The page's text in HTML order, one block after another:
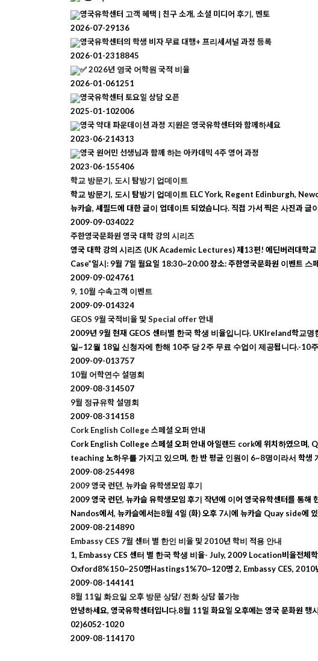
영국유학센터 고객 혜택 | 친구 소개, 소셜 미디어 후기, 멘토
2026-07-29136
영국유학센터의 학생 비자 무료 대행+ 프리세셔널 과정 등록
2026-01-2318845
✅ 2026년 영국 어학원 국적 비율
2026-01-061251
영국유학센터 토요일 상담 오픈
2025-01-102006
영국 약대 파운데이션 과정 지원은 영국유학센터와 함께하세요
2023-06-214313
영국 원어민 선생님과 함께 하는 아카데믹 4주 영어 과정
2023-06-155406
학교 방문기, 도시 탐방기 업데이트
학교 방문기, 도시 탐방기 업데이트 ELC York, Regent Edinburgh,
뉴카슬, 셰필드에 대한 글이 업데이트 되었습니다. 직접 가서 찍은 사진과
2009-09-034022
주한영국문화원 영국 대학 강의 시리즈
영국 대학 강의 시리즈 (UK Academic Lectures) 제13편! 에딘버러대
Case”일시: 9월 7일 월요일 18:30~20:00 장소: 주한영국문화원 이벤트 스
2009-09-024761
9, 10월 수속고객 이벤트
2009-09-014324
GEOS 9월 국적비율 및 Special offer 안내
2009년 9월 현재 GEOS 센터별 한국 학생 비율입니다. UKIreland학
일~12월 18일 신청자에 한해 10주 당 2주 무료 수업이 제공됩니다.-10
2009-09-013757
10월 어학연수 설명회
2009-08-314507
9월 정규유학 설명회
2009-08-314158
Cork English College 스페셜 오퍼 안내
Cork English College 스페셜 오퍼 안내 아일랜드 cork에 위치하였으며,
teaching 노하우를 가지고 있으며, 한 반 평균 인원이 6~8명이라서 학생
2009-08-254498
2009 영국 런던, 뉴카슬 유학생모임 후기
2009 영국 런던, 뉴카슬 유학생모임 후기 작년에 이어 영국유학센터를 통
Nandos에서, 뉴카슬에서는8월 4일 (화) 오후 7시에 뉴카슬 Quay side에
2009-08-214890
Embassy CES 7월 센터 별 한인 비율 및 2010년 학비 적용 안내
1, Embassy CES 센터 별 한국 학생 비율- July, 2009 Location비율
Oxford8%150~250명Hastings1%70~120명 2, Embassy CES, 2010
2009-08-144141
8월 11일 화요일 오후 방문 상담/ 전화 상담 불가능
안녕하세요, 영국유학센터입니다.8월 11일 화요일 오후에는 영국 문화원
02)6052-1020
2009-08-114170